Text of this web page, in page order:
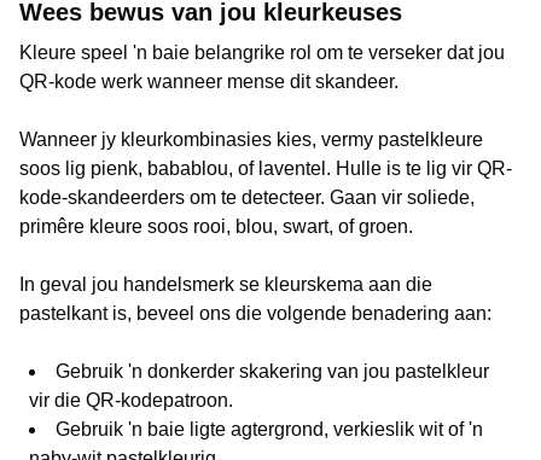
Wees bewus van jou kleurkeuses
Kleure speel 'n baie belangrike rol om te verseker dat jou
QR-kode werk wanneer mense dit skandeer.
Wanneer jy kleurkombinasies kies, vermy pastelkleure
soos lig pienk, babablou, of laventel. Hulle is te lig vir QR-
kode-skandeerders om te detecteer. Gaan vir soliede,
primêre kleure soos rooi, blou, swart, of groen.
In geval jou handelsmerk se kleurskema aan die
pastelkant is, beveel ons die volgende benadering aan:
Gebruik 'n donkerder skakering van jou pastelkleur
vir die QR-kodepatroon.
Gebruik 'n baie ligte agtergrond, verkieslik wit of 'n